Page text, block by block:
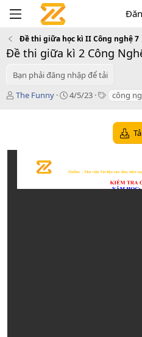
Đề thi giữa học kì II Công nghệ 7
Đề thi giữa kì 2 Công
Bạn phải đăng nhập để tải
T
ả
The Funny
C
n
4/5/23
T công